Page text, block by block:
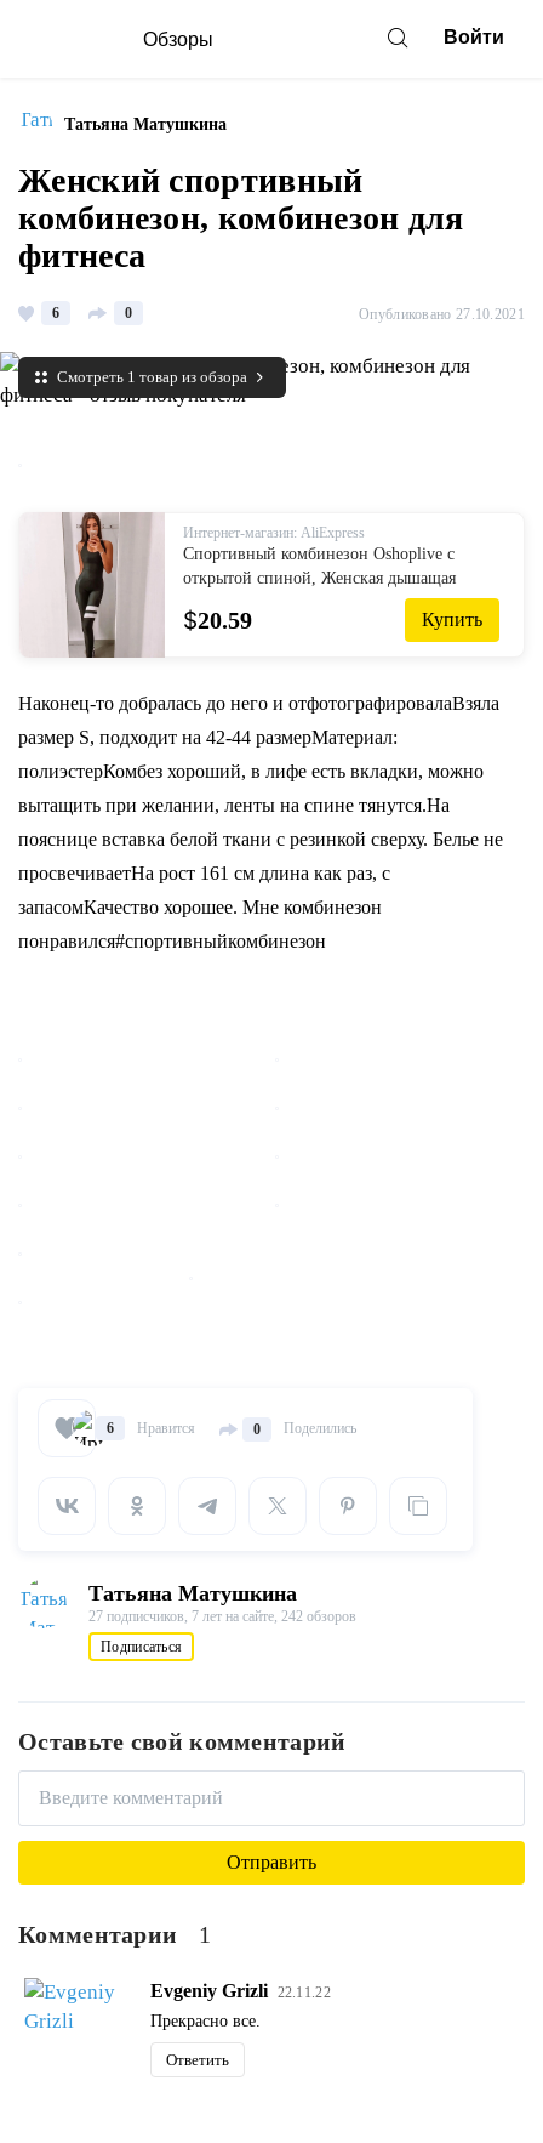
Обзоры Войти
Татьяна Матушкина
Женский спортивный
комбинезон, комбинезон для
фитнеса
6 0 Опубликовано 27.10.2021
Смотреть 1 товар из обзора
Интернет-магазин: AliExpress
Спортивный комбинезон Oshoplive с
открытой спиной, Женская дышащая
одежда для йоги и спортзала, спортивные
комбинезоны, спортивная одежда,
$20.59 Купить
Наконец-то добралась до него и отфотографировалаВзяла
размер S, подходит на 42-44 размерМатериал:
полиэстерКомбез хороший, в лифе есть вкладки, можно
вытащить при желании, ленты на спине тянутся.На
пояснице вставка белой ткани с резинкой сверху. Белье не
просвечиваетНа рост 161 см длина как раз, с
запасомКачество хорошее. Мне комбинезон
понравился#спортивныйкомбинезон
6 Нравится 0 Поделились
Татьяна Матушкина
27 подписчиков, 7 лет на сайте, 242 обзоров
Подписаться
Оставьте свой комментарий
Комментарии 1
Evgeniy Grizli 22.11.22
Прекрасно все.
Ответить